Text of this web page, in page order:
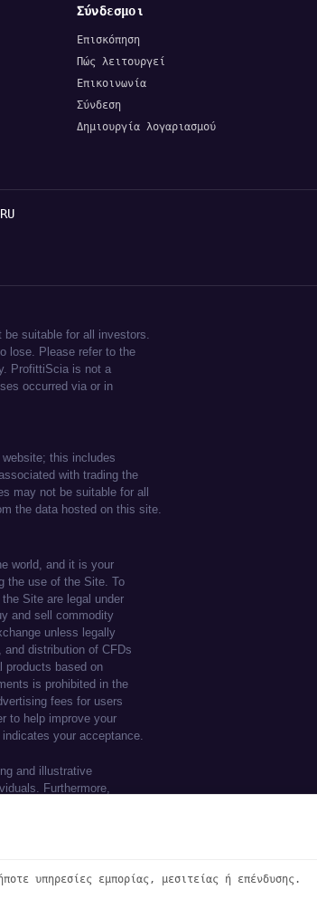
Σύνδεσμοι
Επισκόπηση
Πώς λειτουργεί
Επικοινωνία
Σύνδεση
Δημιουργία λογαριασμού
RU
υπηρεσίες εμπορίας, μεσιτείας ή επένδυσης.